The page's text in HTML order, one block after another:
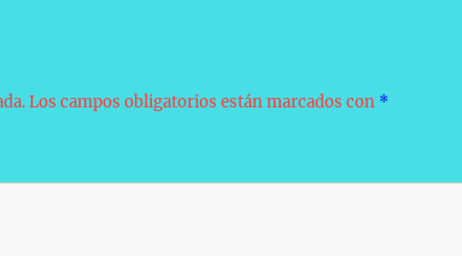
Los campos obligatorios están marcados con *